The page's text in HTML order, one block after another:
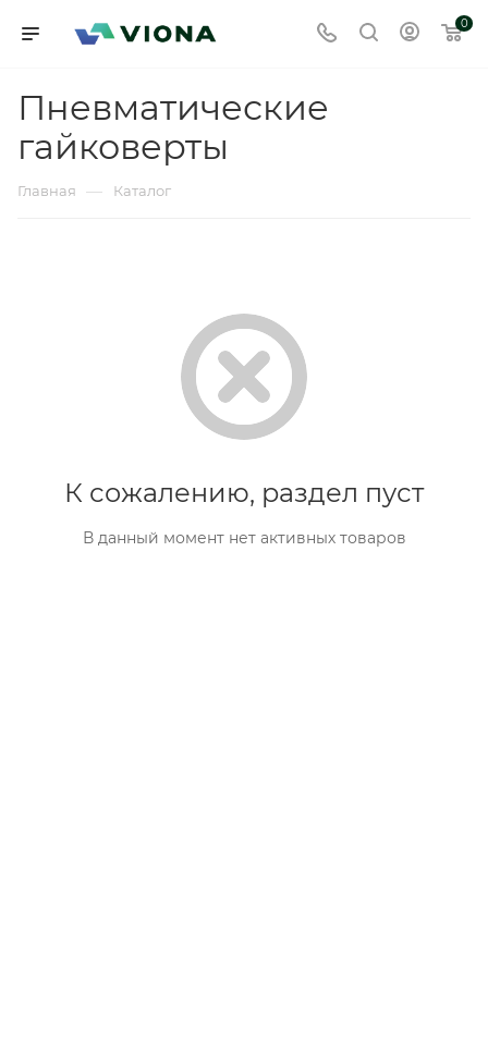
0
Пневматические
гайковерты
Главная — Каталог
К сожалению, раздел пуст
В данный момент нет активных товаров